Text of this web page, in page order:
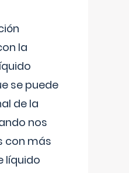
la
se puede
de la
nos
con más
líquido